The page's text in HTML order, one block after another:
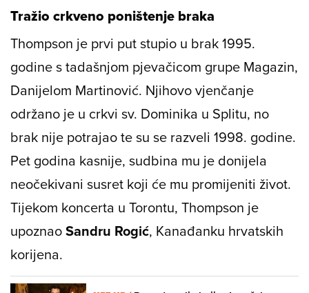
Tražio crkveno poništenje braka
Thompson je prvi put stupio u brak 1995.
godine s tadašnjom pjevačicom grupe Magazin,
Danijelom Martinović. Njihovo vjenčanje
održano je u crkvi sv. Dominika u Splitu, no
brak nije potrajao te su se razveli 1998. godine.
Pet godina kasnije, sudbina mu je donijela
neočekivani susret koji će mu promijeniti život.
Tijekom koncerta u Torontu, Thompson je
upoznaoSandru Rogić, Kanađanku hrvatskih
korijena.